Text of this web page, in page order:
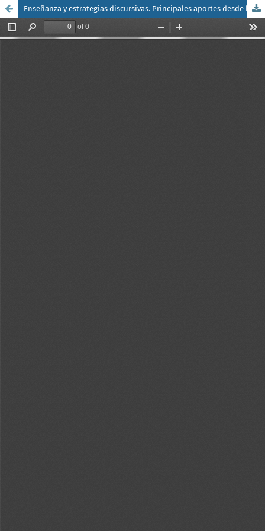
Enseñanza y estrategias discursivas. Principales aportes desde la investigación educativa.